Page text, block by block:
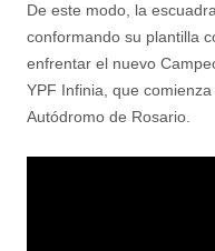
De este modo, la
conformando su plantilla
enfrentar el nuevo
YPF Infinia, que
Autódromo de Rosario.